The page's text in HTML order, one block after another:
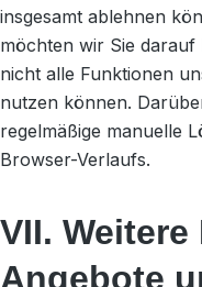
insgesamt ablehnen
möchten wir Sie darauf
nicht alle Funktionen
nutzen können.
regelmäßige manuelle
Browser-Verlaufs.
VII.
Angebote